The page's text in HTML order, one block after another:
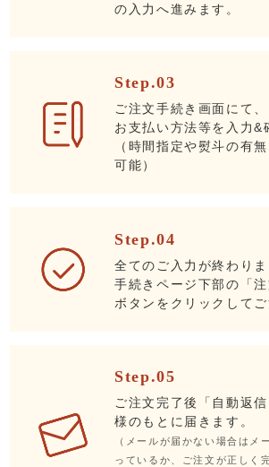
の入力へ進みます。
Step.03
ご注文手続き画面にて
お支払い方法等を入力&
（時間指定や熨斗の有
可能）
Step.04
全てのご入力が終わり
手続きページ下部の「注
ボタンをクリックしてご
Step.05
ご注文完了後「自動返
様のもとに届きます。
（メールが届かない場合はメ
っているか、ご注文が正しく